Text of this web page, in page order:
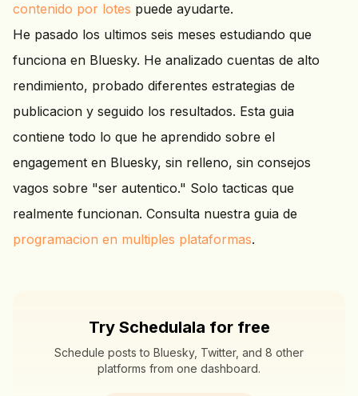
contenido por lotes puede ayudarte.
He pasado los ultimos seis meses estudiando que
funciona en Bluesky. He analizado cuentas de alto
rendimiento, probado diferentes estrategias de
publicacion y seguido los resultados. Esta guia
contiene todo lo que he aprendido sobre el
engagement en Bluesky, sin relleno, sin consejos
vagos sobre "ser autentico." Solo tacticas que
realmente funcionan. Consulta nuestra guia de
programacion en multiples plataformas.
Try Schedulala for free
Schedule posts to Bluesky, Twitter, and 8 other
platforms from one dashboard.